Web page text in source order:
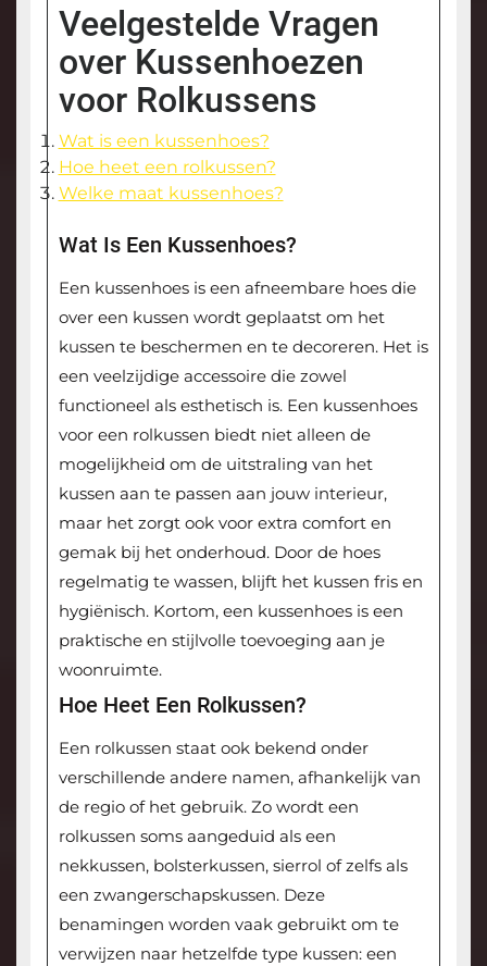
Veelgestelde Vragen
over Kussenhoezen
voor Rolkussens
Wat is een kussenhoes?
Hoe heet een rolkussen?
Welke maat kussenhoes?
Wat Is Een Kussenhoes?
Een kussenhoes is een afneembare hoes die
over een kussen wordt geplaatst om het
kussen te beschermen en te decoreren. Het is
een veelzijdige accessoire die zowel
functioneel als esthetisch is. Een kussenhoes
voor een rolkussen biedt niet alleen de
mogelijkheid om de uitstraling van het
kussen aan te passen aan jouw interieur,
maar het zorgt ook voor extra comfort en
gemak bij het onderhoud. Door de hoes
regelmatig te wassen, blijft het kussen fris en
hygiënisch. Kortom, een kussenhoes is een
praktische en stijlvolle toevoeging aan je
woonruimte.
Hoe Heet Een Rolkussen?
Een rolkussen staat ook bekend onder
verschillende andere namen, afhankelijk van
de regio of het gebruik. Zo wordt een
rolkussen soms aangeduid als een
nekkussen, bolsterkussen, sierrol of zelfs als
een zwangerschapskussen. Deze
benamingen worden vaak gebruikt om te
verwijzen naar hetzelfde type kussen: een